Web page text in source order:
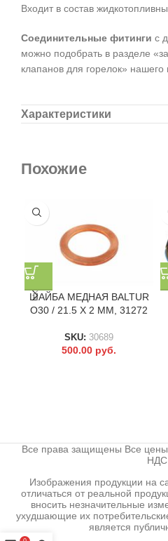
Входит в состав
Соединительные фитинги с
можно подобрать в разделе
клапанов для горелок» нашего
Характеристики
Похожие
ШАЙБА МЕДНАЯ BALTUR
O30 / 21.5 X 2 ММ, 31272
SKU: 30689
500.00 руб.
Все права защищены Все цены
НДС
Изображения продукции на
отличаться от реальной
вносить незначительные
ухудшающие их
является